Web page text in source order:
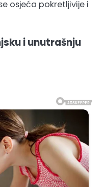
osjeća pokretljivije i
i unutrašnju